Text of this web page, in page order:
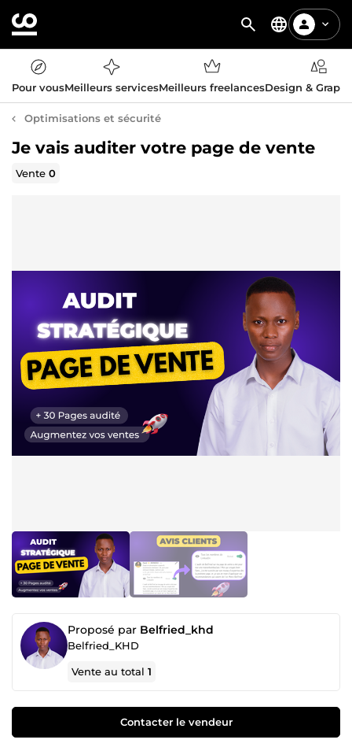
Pour vousMeilleurs servicesMeilleurs freelancesDesign &
Optimisations et sécurité
Je vais auditer votre page de vente
Vente0
Proposé par Belfried_khd
Belfried_KHD
Vente au total1
Contacter le vendeur